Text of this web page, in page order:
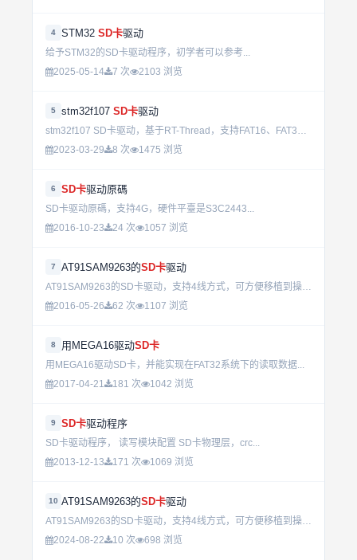
4 STM32 SD卡驱动
给予STM32的SD卡驱动程序，初学者可以参考...
2025-05-14
7 次 2103 浏览
5 stm32f107 SD卡驱动
stm32f107 SD卡驱动，基于RT-Thread，支持FAT16、FAT32。...
2023-03-29
8 次 1475 浏览
6 SD卡驱动原碼
SD卡驱动原碼，支持4G，硬件平臺是S3C2443...
2016-10-23
24 次 1057 浏览
7 AT91SAM9263的SD卡驱动
AT91SAM9263的SD卡驱动，支持4线方式，可方便移植到操作系统....
2016-05-26
62 次 1107 浏览
8 用MEGA16驱动SD卡
用MEGA16驱动SD卡，并能实现在FAT32系统下的读取数据...
2017-04-21
181 次 1042 浏览
9 SD卡驱动程序
SD卡驱动程序， 读写模块配置 SD卡物理层，crc...
2013-12-13
171 次 1069 浏览
10 AT91SAM9263的SD卡驱动
AT91SAM9263的SD卡驱动，支持4线方式，可方便移植到操作系统...
2024-08-22
10 次 698 浏览